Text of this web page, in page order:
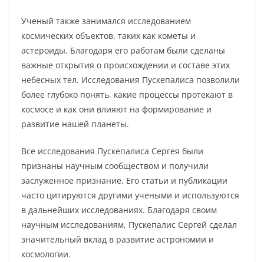
Ученый также занимался исследованием
космических объектов, таких как кометы и
астероиды. Благодаря его работам были сделаны
важные открытия о происхождении и составе этих
небесных тел. Исследования Пускепалиса позволили
более глубоко понять, какие процессы протекают в
космосе и как они влияют на формирование и
развитие нашей планеты.
Все исследования Пускепалиса Сергея были
признаны научным сообществом и получили
заслуженное признание. Его статьи и публикации
часто цитируются другими учеными и используются
в дальнейших исследованиях. Благодаря своим
научным исследованиям, Пускепалис Сергей сделал
значительный вклад в развитие астрономии и
космологии.